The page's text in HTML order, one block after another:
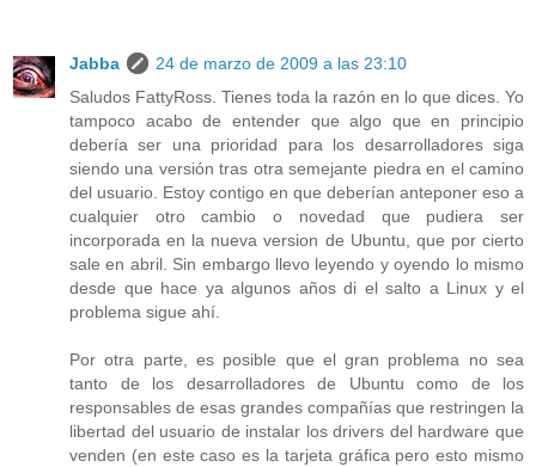
Jabba
24 de marzo de 2009 a las 23:10
Saludos FattyRoss. Tienes toda la razón en lo que dices. Yo
tampoco acabo de entender que algo que en principio
debería ser una prioridad para los desarrolladores siga
siendo una versión tras otra semejante piedra en el camino
del usuario. Estoy contigo en que deberían anteponer eso a
cualquier otro cambio o novedad que pudiera ser
incorporada en la nueva version de Ubuntu, que por cierto
sale en abril. Sin embargo llevo leyendo y oyendo lo mismo
desde que hace ya algunos años di el salto a Linux y el
problema sigue ahí.
Por otra parte, es posible que el gran problema no sea
tanto de los desarrolladores de Ubuntu como de los
responsables de esas grandes compañías que restringen la
libertad del usuario de instalar los drivers del hardware que
venden (en este caso es la tarjeta gráfica pero esto mismo